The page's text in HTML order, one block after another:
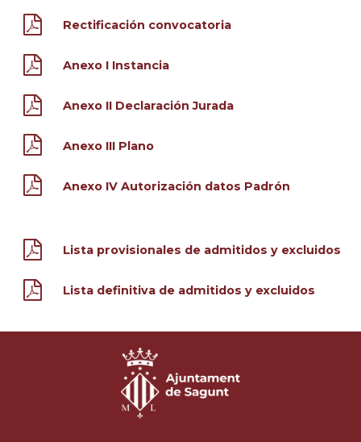
Rectificación convocatoria
Anexo I Instancia
Anexo II Declaración Jurada
Anexo III Plano
Anexo IV Autorización datos Padrón
Lista provisionales de admitidos y excluidos
Lista definitiva de admitidos y excluidos